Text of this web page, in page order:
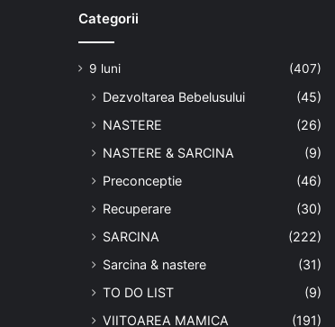
Categorii
9 luni (407)
Dezvoltarea Bebelusului
(45)
NASTERE
(26)
NASTERE & SARCINA
(9)
Preconceptie
(46)
Recuperare
(30)
SARCINA
(222)
Sarcina & nastere
(31)
TO DO LIST
(9)
VIITOAREA MAMICA
(191)